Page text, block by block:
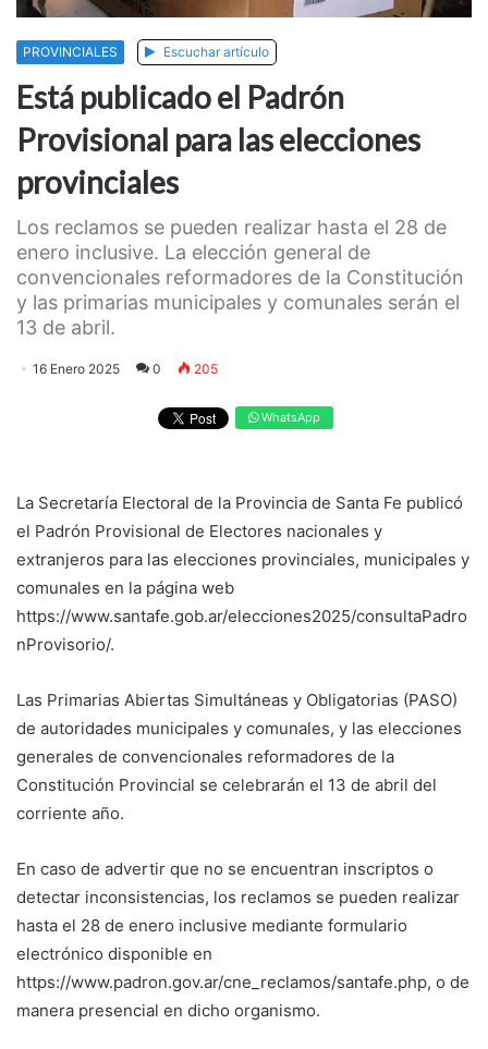
PROVINCIALES Escuchar artículo
Está publicado el Padrón
Provisional para las elecciones
provinciales
Los reclamos se pueden realizar hasta el 28 de
enero inclusive. La elección general de
convencionales reformadores de la Constitución
y las primarias municipales y comunales serán el
13 de abril.
16 Enero 2025 0 205
WhatsApp
La Secretaría Electoral de la Provincia de Santa Fe publicó
el Padrón Provisional de Electores nacionales y
extranjeros para las elecciones provinciales, municipales y
comunales en la página web
https://www.santafe.gob.ar/elecciones2025/consultaPadro
nProvisorio/.
Las Primarias Abiertas Simultáneas y Obligatorias (PASO)
de autoridades municipales y comunales, y las elecciones
generales de convencionales reformadores de la
Constitución Provincial se celebrarán el 13 de abril del
corriente año.
En caso de advertir que no se encuentran inscriptos o
detectar inconsistencias, los reclamos se pueden realizar
hasta el 28 de enero inclusive mediante formulario
electrónico disponible en
https://www.padron.gov.ar/cne_reclamos/santafe.php, o de
manera presencial en dicho organismo.